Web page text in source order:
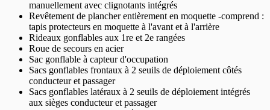
manuellement avec clignotants intégrés
Revêtement de plancher entièrement en moquette -comprend :
tapis protecteurs en moquette à l'avant et à l'arrière
Rideaux gonflables aux 1re et 2e rangées
Roue de secours en acier
Sac gonflable à capteur d'occupation
Sacs gonflables frontaux à 2 seuils de déploiement côtés
conducteur et passager
Sacs gonflables latéraux à 2 seuils de déploiement intégrés
aux sièges conducteur et passager